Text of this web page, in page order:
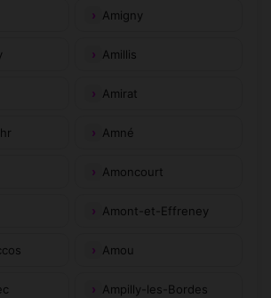
Amigny
Amillis
Amirat
Amné
Amoncourt
Amont-et-Effreney
Amou
Ampilly-les-Bordes